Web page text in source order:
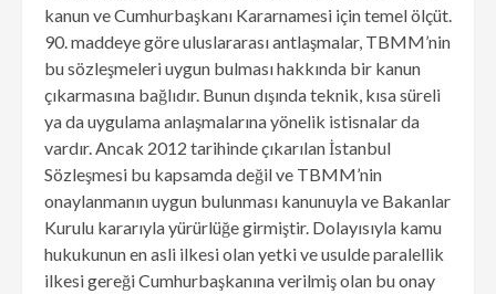
kanun ve Cumhurbaşkanı Kararnamesi için temel ölçüt.
90. maddeye göre uluslararası antlaşmalar, TBMM’nin
bu sözleşmeleri uygun bulması hakkında bir kanun
çıkarmasına bağlıdır. Bunun dışında teknik, kısa süreli
ya da uygulama anlaşmalarına yönelik istisnalar da
vardır. Ancak 2012 tarihinde çıkarılan İstanbul
Sözleşmesi bu kapsamda değil ve TBMM’nin
onaylanmanın uygun bulunması kanunuyla ve Bakanlar
Kurulu kararıyla yürürlüğe girmiştir. Dolayısıyla kamu
hukukunun en asli ilkesi olan yetki ve usulde paralellik
ilkesi gereği Cumhurbaşkanına verilmiş olan bu onay